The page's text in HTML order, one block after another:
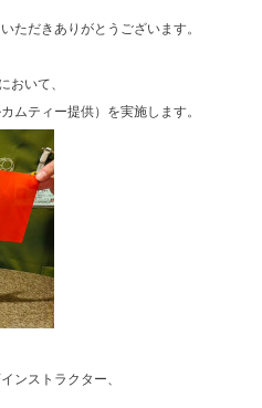
ただきありがとうございます。
おいて、
ムティー提供）を実施します。
ンストラクター、